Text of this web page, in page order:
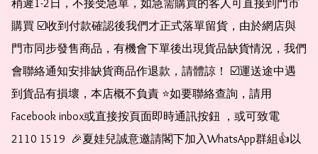
稍遲1-2日，不接受急單，如急需購買的客人可直接到門市
購買 ☑️收到付款確認後我們才正式落單留貨，由於網店與
門市同步發售商品，有機會下單後出現貨品缺貨情況，我們
會聯絡通知安排缺貨商品作退款，請體諒！ ☑️運送途中遇
到貨品有損壞，本店概不負責 ⭐️如要聯絡查詢，請用
Facebook inbox或直接按頁面即時通訊按鈕 ，或可致電
2110 1519  🎉夏娃兒誠意邀請閣下加入WhatsApp群組👍以